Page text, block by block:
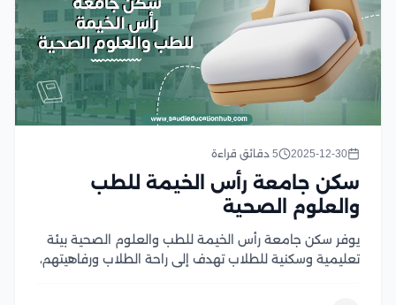
2025-12-30 5 دقائق قراءة
سكن جامعة رأس الخيمة للطب
والعلوم الصحية
يوفر سكن جامعة رأس الخيمة للطب والعلوم الصحية بيئة
تعليمية وسكنية للطلاب تهدف إلى راحة الطلاب ورفاهيتهم،